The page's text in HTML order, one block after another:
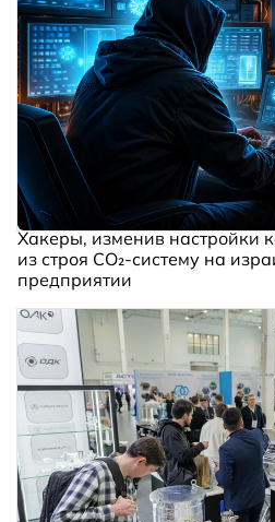
Хакеры, изменив настройки
из строя CO₂-систему на
предприятии